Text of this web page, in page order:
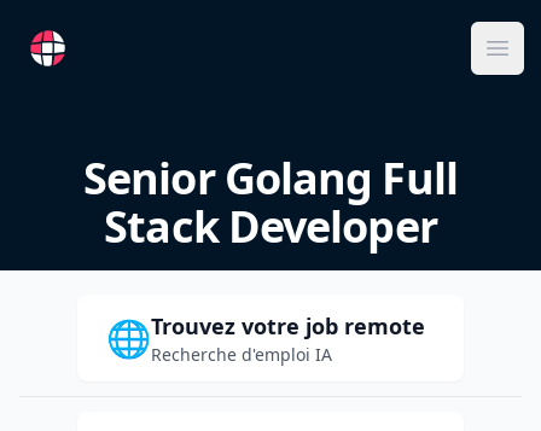
RemoteFR
Senior Golang Full
Stack Developer
🌐Trouvez votre job remote
Recherche d'emploi IA